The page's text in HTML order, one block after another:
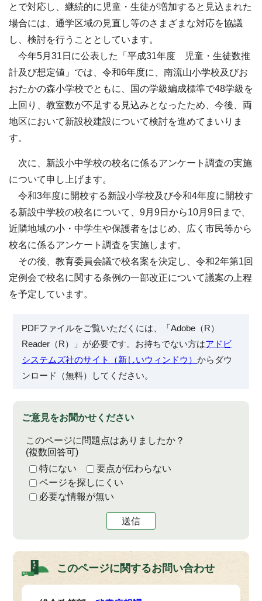
とで対応し、継続的に児童・生徒が増加すると見込まれた
場合には、通学区域の見直し等のさまざまな対応を協議
し、検討を行うこととしています。
今年5月31日に公表した「平成31年度 児童・生徒数推
計及び想定値」では、令和6年度に、南流山小学校及びお
おたかの森小学校でともに、国の学級編成標準で48学級を
上回り、教室数が不足する見込みとなったため、今後、両
地区において新設校建設について検討を進めてまいりま
す。
次に、新設小中学校の校名に係るアンケート調査の実施
について申し上げます。
令和3年度に開校する新設小学校及び令和4年度に開校す
る新設中学校の校名について、9月9日から10月9日まで、
近隣地域の小・中学生や保護者をはじめ、広く市民等から
校名に係るアンケート調査を実施します。
その後、教育委員会議で校名案を決定し、令和2年第1回
定例会で校名に関する条例の一部改正について議案の上程
を予定しています。
PDFファイルをご覧いただくには、「Adobe（R）
Reader（R）」が必要です。お持ちでない方はアドビ
システムズ社のサイト（新しいウィンドウ）からダウ
ンロード（無料）してください。
ご意見をお聞かせください
このページに問題点はありましたか？
(複数回答可)
特にない
要点が伝わらない
ページを探しにくい
必要な情報が無い
送信
このページに関するお問い合わせ